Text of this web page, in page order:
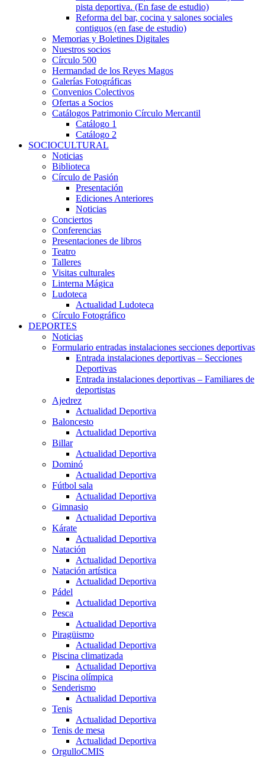
pista deportiva. (En fase de estudio)
Reforma del bar, cocina y salones sociales
contiguos (en fase de estudio)
Memorias y Boletines Digitales
Nuestros socios
Círculo 500
Hermandad de los Reyes Magos
Galerías Fotográficas
Convenios Colectivos
Ofertas a Socios
Catálogos Patrimonio Círculo Mercantil
Catálogo 1
Catálogo 2
SOCIOCULTURAL
Noticias
Biblioteca
Círculo de Pasión
Presentación
Ediciones Anteriores
Noticias
Conciertos
Conferencias
Presentaciones de libros
Teatro
Talleres
Visitas culturales
Linterna Mágica
Ludoteca
Actualidad Ludoteca
Círculo Fotográfico
DEPORTES
Noticias
Formulario entradas instalaciones secciones deportivas
Entrada instalaciones deportivas – Secciones
Deportivas
Entrada instalaciones deportivas – Familiares de
deportistas
Ajedrez
Actualidad Deportiva
Baloncesto
Actualidad Deportiva
Billar
Actualidad Deportiva
Dominó
Actualidad Deportiva
Fútbol sala
Actualidad Deportiva
Gimnasio
Actualidad Deportiva
Kárate
Actualidad Deportiva
Natación
Actualidad Deportiva
Natación artística
Actualidad Deportiva
Pádel
Actualidad Deportiva
Pesca
Actualidad Deportiva
Piragüismo
Actualidad Deportiva
Piscina climatizada
Actualidad Deportiva
Piscina olímpica
Senderismo
Actualidad Deportiva
Tenis
Actualidad Deportiva
Tenis de mesa
Actualidad Deportiva
OrgulloCMIS